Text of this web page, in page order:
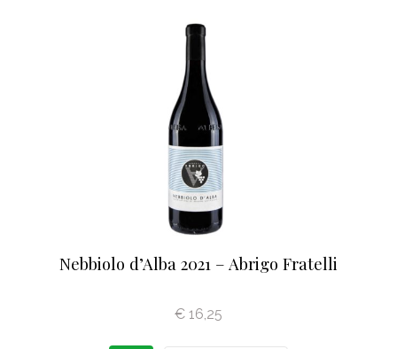
Nebbiolo d’Alba 2021 – Abrigo Fratelli
€ 16,25